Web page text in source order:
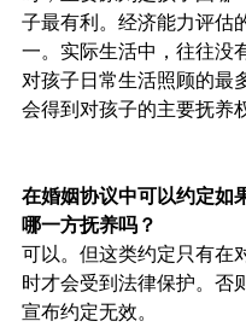
子最有利。经济能力评估
一。实际生活中，往往没
对孩子日常生活照顾的最
会得到对孩子的主要抚养权
在婚姻协议中可以约定如
哪一方抚养吗？
可以。但这类约定只有在
时才会受到法律保护。否
宣布约定无效。